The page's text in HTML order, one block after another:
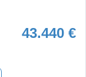
43.440 €